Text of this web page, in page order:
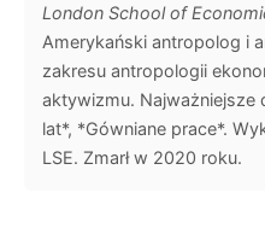
London School of
Amerykański antropolog i
zakresu antropologii
aktywizmu. Najważniejsze
lat*, *Gówniane prace*.
LSE. Zmarł w 2020 roku.